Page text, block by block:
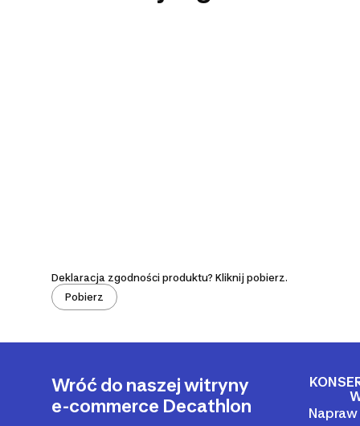
Deklaracja zgodności produktu? Kliknij pobierz.
Pobierz
Wróć do naszej witryny
e-commerce Decathlon